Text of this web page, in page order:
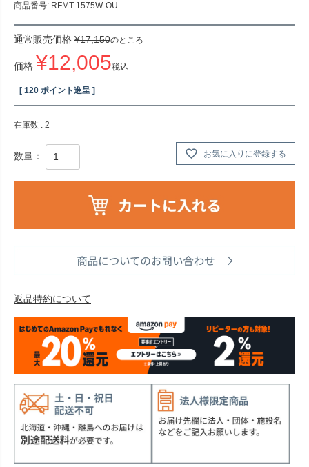
商品番号 RFMT-1575W-OU
通常販売価格 ¥17,150のところ
価格 ¥12,005税込
[ 120 ポイント進呈 ]
在庫数 2
お気に入りに登録する
返品特約について